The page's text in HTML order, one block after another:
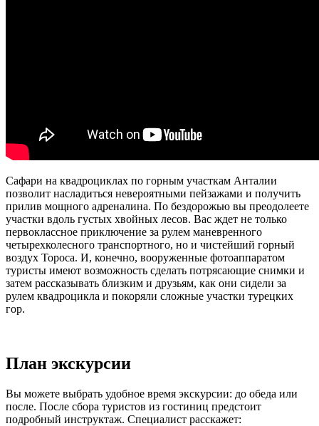
Сафари на квадроциклах по горным участкам Анталии
позволит насладиться невероятными пейзажами и получить
прилив мощного адреналина. По бездорожью вы преодолеете
участки вдоль густых хвойных лесов. Вас ждет не только
первоклассное приключение за рулем маневренного
четырехколесного транспортного, но и чистейший горный
воздух Тороса. И, конечно, вооруженные фотоаппаратом
туристы имеют возможность сделать потрясающие снимки и
затем рассказывать близким и друзьям, как они сидели за
рулем квадроцикла и покоряли сложные участки турецких
гор.
План экскурсии
Вы можете выбрать удобное время экскурсии: до обеда или
после. После сбора туристов из гостиниц предстоит
подробный инструктаж. Специалист расскажет: